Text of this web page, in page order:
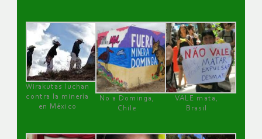
Wirakutas luchan
contra la minería
en México
No a Dominga,
Chile
VALE mata,
Brasil